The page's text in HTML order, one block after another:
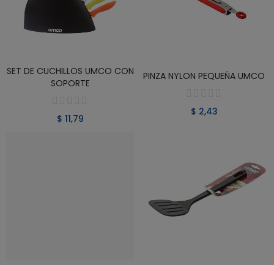
VER PRODUCTO
SET DE CUCHILLOS UMCO CON
SOPORTE
$ 11,79
VER PRODUCTO
PINZA NYLON PEQUEÑA UMCO
$ 2,43